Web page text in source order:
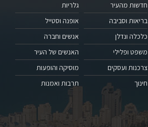
חדשות מהעיר
בריאות וסביבה
כלכלה ונדלן
משפט ופלילי
צרכנות ועסקים
חינוך
גלריות
אופנה וסטייל
אנשים וחברה
האנשים של העיר
מוסיקה והופעות
תרבות ואמנות